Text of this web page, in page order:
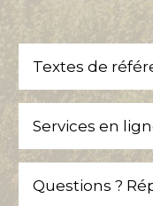
Textes de
Services en
Questions ?